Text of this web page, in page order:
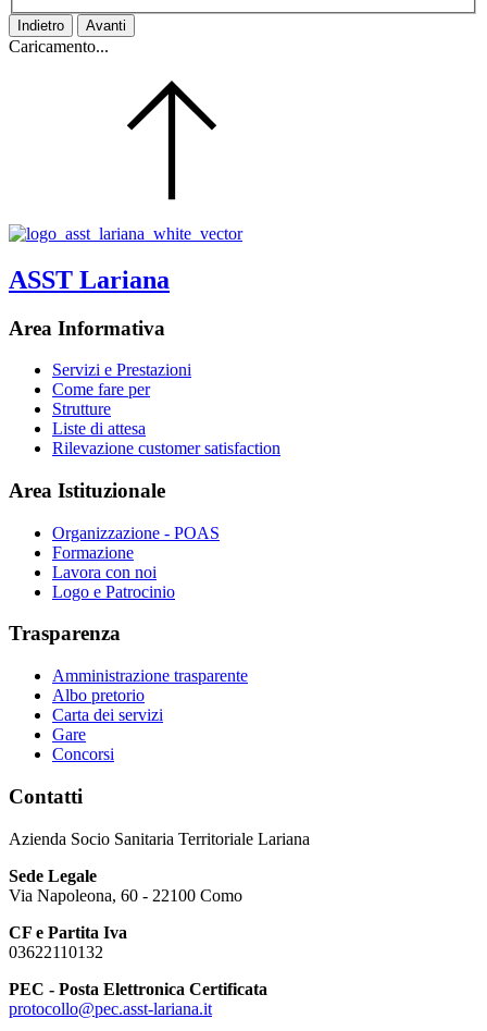
Indietro Avanti
Caricamento...
ASST Lariana
Area Informativa
Servizi e Prestazioni
Come fare per
Strutture
Liste di attesa
Rilevazione customer satisfaction
Area Istituzionale
Organizzazione - POAS
Formazione
Lavora con noi
Logo e Patrocinio
Trasparenza
Amministrazione trasparente
Albo pretorio
Carta dei servizi
Gare
Concorsi
Contatti
Azienda Socio Sanitaria Territoriale Lariana
Sede Legale
Via Napoleona, 60 - 22100 Como
CF e Partita Iva
03622110132
PEC - Posta Elettronica Certificata
protocollo@pec.asst-lariana.it